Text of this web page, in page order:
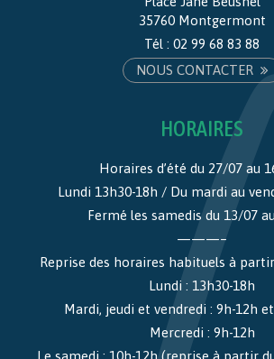
35760 Montgermont
Tél : 02 99 68 83 88
NOUS CONTACTER
HORAIRES
Horaires d’été du 27/07 au
Lundi 13h30-18h / Du mardi au
Fermé les samedis du 13/07
———–
Reprise des horaires habituels à
Lundi : 13h30-18h
Mardi, jeudi et vendredi : 9h-12h
Mercredi : 9h-12h
Le samedi : 10h-12h (reprise à partir